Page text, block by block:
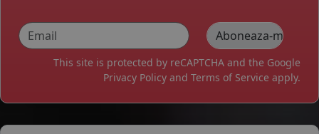
This site is protected by reCAPTCHA and the Google
Privacy Policy and Terms of Service apply.